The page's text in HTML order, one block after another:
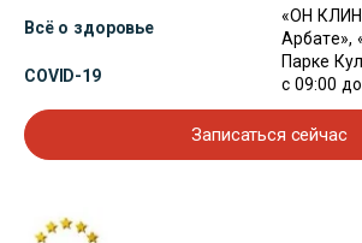
Всё о здоровье
COVID-19
«ОН
Арбате»,
Парке
с 09:00
Записаться сейчас